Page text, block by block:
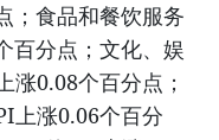
；食品和餐饮服务
百分点；文化、娱
涨0.08个百分点；
上涨0.06个百分